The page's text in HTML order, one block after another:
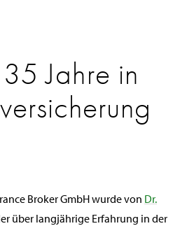
Jahre in
Broker GmbH wurde von Dr.
über langjährige Erfahrung in der